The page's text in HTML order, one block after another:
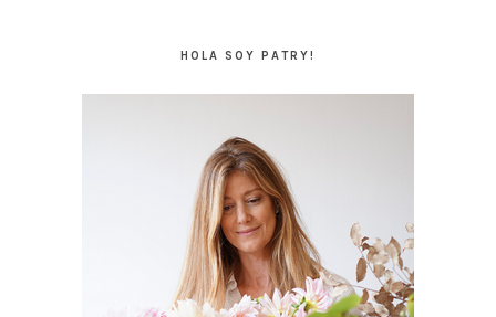
HOLA SOY PATRY!